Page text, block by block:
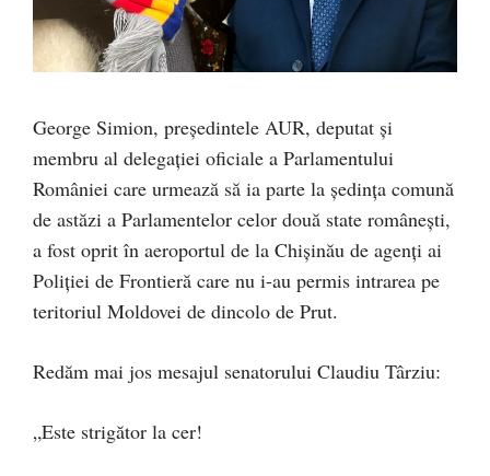
George Simion, președintele AUR, deputat și
membru al delegației oficiale a Parlamentului
României care urmează să ia parte la ședința comună
de astăzi a Parlamentelor celor două state românești,
a fost oprit în aeroportul de la Chișinău de agenți ai
Poliției de Frontieră care nu i-au permis intrarea pe
teritoriul Moldovei de dincolo de Prut.
Redăm mai jos mesajul senatorului Claudiu Târziu:
„Este strigător la cer!